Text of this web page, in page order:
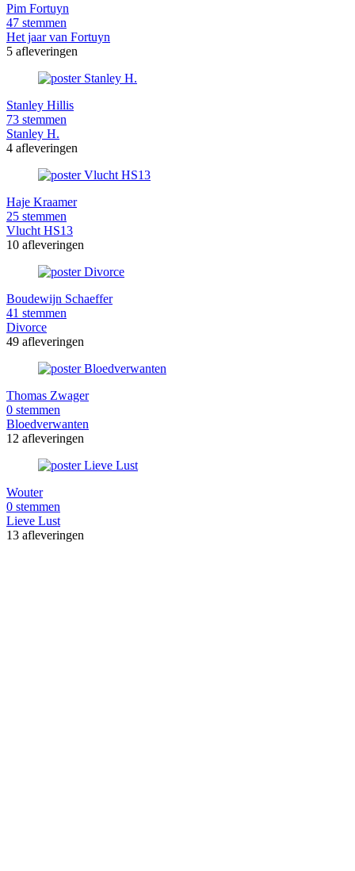
Pim Fortuyn
47 stemmen
Het jaar van Fortuyn
5 afleveringen
Stanley Hillis
73 stemmen
Stanley H.
4 afleveringen
Haje Kraamer
25 stemmen
Vlucht HS13
10 afleveringen
Boudewijn Schaeffer
41 stemmen
Divorce
49 afleveringen
Thomas Zwager
0 stemmen
Bloedverwanten
12 afleveringen
Wouter
0 stemmen
Lieve Lust
13 afleveringen